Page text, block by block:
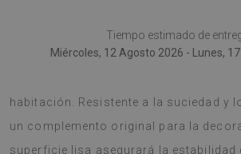
Tiempo estimado de
Miércoles, 12 Agosto 2026 - Lunes,
habitación. Resistente a la suciedad y
un complemento original para la
superficie lisa asegurará la estabilidad